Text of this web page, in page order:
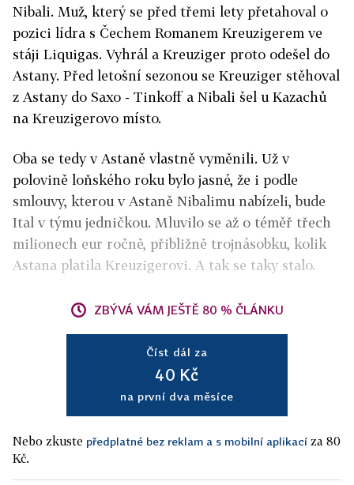
Nibali. Muž, který se před třemi lety přetahoval o
pozici lídra s Čechem Romanem Kreuzigerem ve
stáji Liquigas. Vyhrál a Kreuziger proto odešel do
Astany. Před letošní sezonou se Kreuziger stěhoval
z Astany do Saxo - Tinkoff a Nibali šel u Kazachů
na Kreuzigerovo místo.
Oba se tedy v Astaně vlastně vyměnili. Už v
polovině loňského roku bylo jasné, že i podle
smlouvy, kterou v Astaně Nibalimu nabízeli, bude
Ital v týmu jedničkou. Mluvilo se až o téměř třech
milionech eur ročně, přibližně trojnásobku, kolik
Astana platila Kreuzigerovi. A tak se taky stalo.
ZBÝVÁ VÁM JEŠTĚ 80 % ČLÁNKU
Číst dál za
40 Kč
na první dva měsíce
Nebo zkuste předplatné bez reklam a s mobilní aplikací za 80
Kč.